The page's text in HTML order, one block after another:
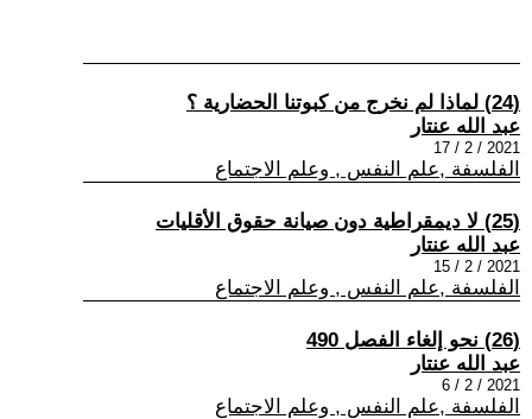
(24) لماذا لم نخرج من كبوتنا الحضارية ؟
عبد الله عنتار
2021 / 2 / 17
الفلسفة ,علم النفس , وعلم الاجتماع
(25) لا ديمقراطية دون صيانة حقوق الأقليات
عبد الله عنتار
2021 / 2 / 15
الفلسفة ,علم النفس , وعلم الاجتماع
(26) نحو إلغاء الفصل 490
عبد الله عنتار
2021 / 2 / 6
الفلسفة ,علم النفس , وعلم الاجتماع